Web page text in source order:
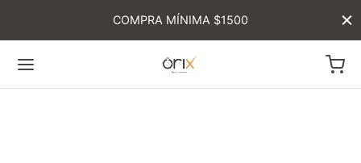
COMPRA MÍNIMA $1500